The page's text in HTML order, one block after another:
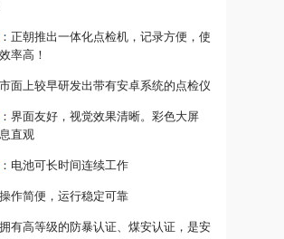
：正朝推出一体化点检机，记录方便，使
率高！
市面上较早研发出带有安卓系统的点检仪
：界面友好，视觉效果清晰。彩色大屏
直观
：电池可长时间连续工作
操作简便，运行稳定可靠
拥有高等级的防暴认证、煤安认证，是安